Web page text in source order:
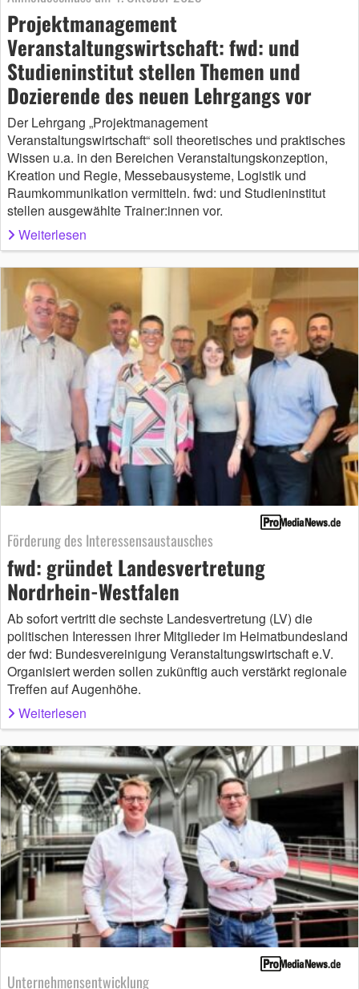
Projektmanagement
Veranstaltungswirtschaft: fwd: und
Studieninstitut stellen Themen und
Dozierende des neuen Lehrgangs vor
Der Lehrgang „Projektmanagement
Veranstaltungswirtschaft“ soll theoretisches und praktisches
Wissen u.a. in den Bereichen Veranstaltungskonzeption,
Kreation und Regie, Messebausysteme, Logistik und
Raumkommunikation vermitteln. fwd: und Studieninstitut
stellen ausgewählte Trainer:innen vor.
Weiterlesen
Förderung des Interessensaustausches
fwd: gründet Landesvertretung
Nordrhein-Westfalen
Ab sofort vertritt die sechste Landesvertretung (LV) die
politischen Interessen ihrer Mitglieder im Heimatbundesland
der fwd: Bundesvereinigung Veranstaltungswirtschaft e.V.
Organisiert werden sollen zukünftig auch verstärkt regionale
Treffen auf Augenhöhe.
Weiterlesen
Unternehmensentwicklung